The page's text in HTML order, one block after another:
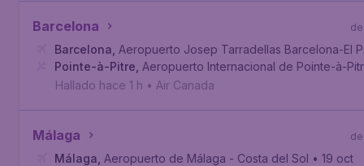
Barcelona
Barcelona Aeropuerto Josep Tarradellas Barcelona-El
Pointe-à-Pitre Aeropuerto Internacional de Pointe-à-
Hallado hace 1 h • Air Canada
Málaga
Málaga Aeropuerto de Málaga - Costa del Sol • 19 oct